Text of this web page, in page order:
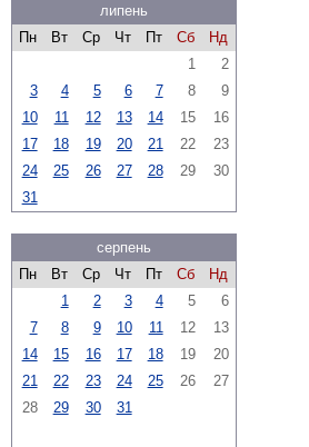
липень
Пн
Вт Ср Чт Пт Сб
Нд
1
2
3
4 5 6 7 8
9
10
11 12 13 14 15
16
17
18 19 20 21 22
23
24
25 26 27 28 29
30
31
серпень
Пн
Вт Ср Чт Пт Сб
Нд
1
2 3 4 5
6
7
8 9 10 11 12
13
14
15 16 17 18 19
20
21
22 23 24 25 26
27
28
29 30 31